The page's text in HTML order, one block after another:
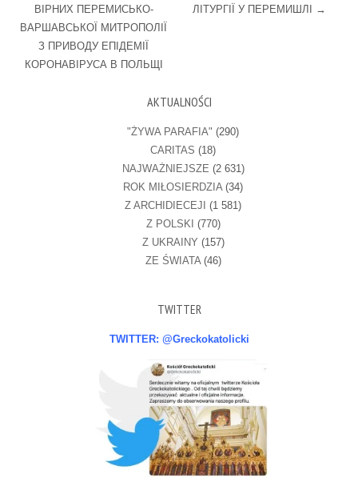
ВІРНИХ ПЕРЕМИСЬКО-
ВАРШАВСЬКОЇ МИТРОПОЛІЇ
З ПРИВОДУ ЕПІДЕМІЇ
КОРОНАВІРУСА В ПОЛЬЩІ
ЛІТУРГІЇ У ПЕРЕМИШЛІ →
AKTUALNOŚCI
"ŻYWA PARAFIA" (290)
CARITAS (18)
NAJWAŻNIEJSZE (2 631)
ROK MIŁOSIERDZIA (34)
Z ARCHIDIECEJI (1 581)
Z POLSKI (770)
Z UKRAINY (157)
ZE ŚWIATA(46)
TWITTER
TWITTER: @Greckokatolicki